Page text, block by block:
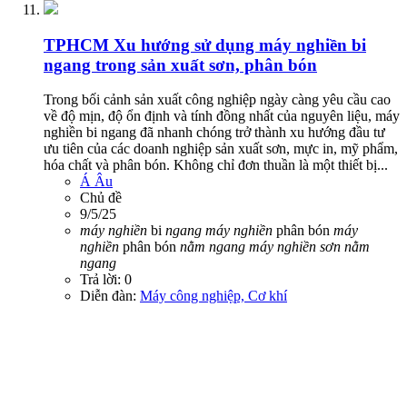
TPHCM Xu hướng sử dụng máy nghiền bi
ngang trong sản xuất sơn, phân bón
Trong bối cảnh sản xuất công nghiệp ngày càng yêu cầu cao
về độ mịn, độ ổn định và tính đồng nhất của nguyên liệu, máy
nghiền bi ngang đã nhanh chóng trở thành xu hướng đầu tư
ưu tiên của các doanh nghiệp sản xuất sơn, mực in, mỹ phẩm,
hóa chất và phân bón. Không chỉ đơn thuần là một thiết bị...
Á Âu
Chủ đề
9/5/25
máy nghiền bi ngang máy nghiền phân bón máy
nghiền phân bón nằm ngang máy nghiền sơn nằm
ngang
Trả lời: 0
Diễn đàn: Máy công nghiệp, Cơ khí